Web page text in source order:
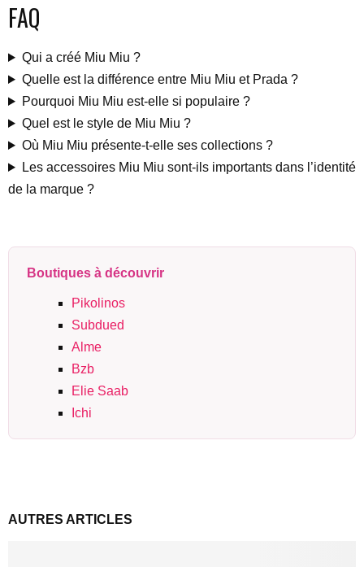
FAQ
Qui a créé Miu Miu ?
Quelle est la différence entre Miu Miu et Prada ?
Pourquoi Miu Miu est-elle si populaire ?
Quel est le style de Miu Miu ?
Où Miu Miu présente-t-elle ses collections ?
Les accessoires Miu Miu sont-ils importants dans l’identité
de la marque ?
Boutiques à découvrir
Pikolinos
Subdued
Alme
Bzb
Elie Saab
Ichi
AUTRES ARTICLES